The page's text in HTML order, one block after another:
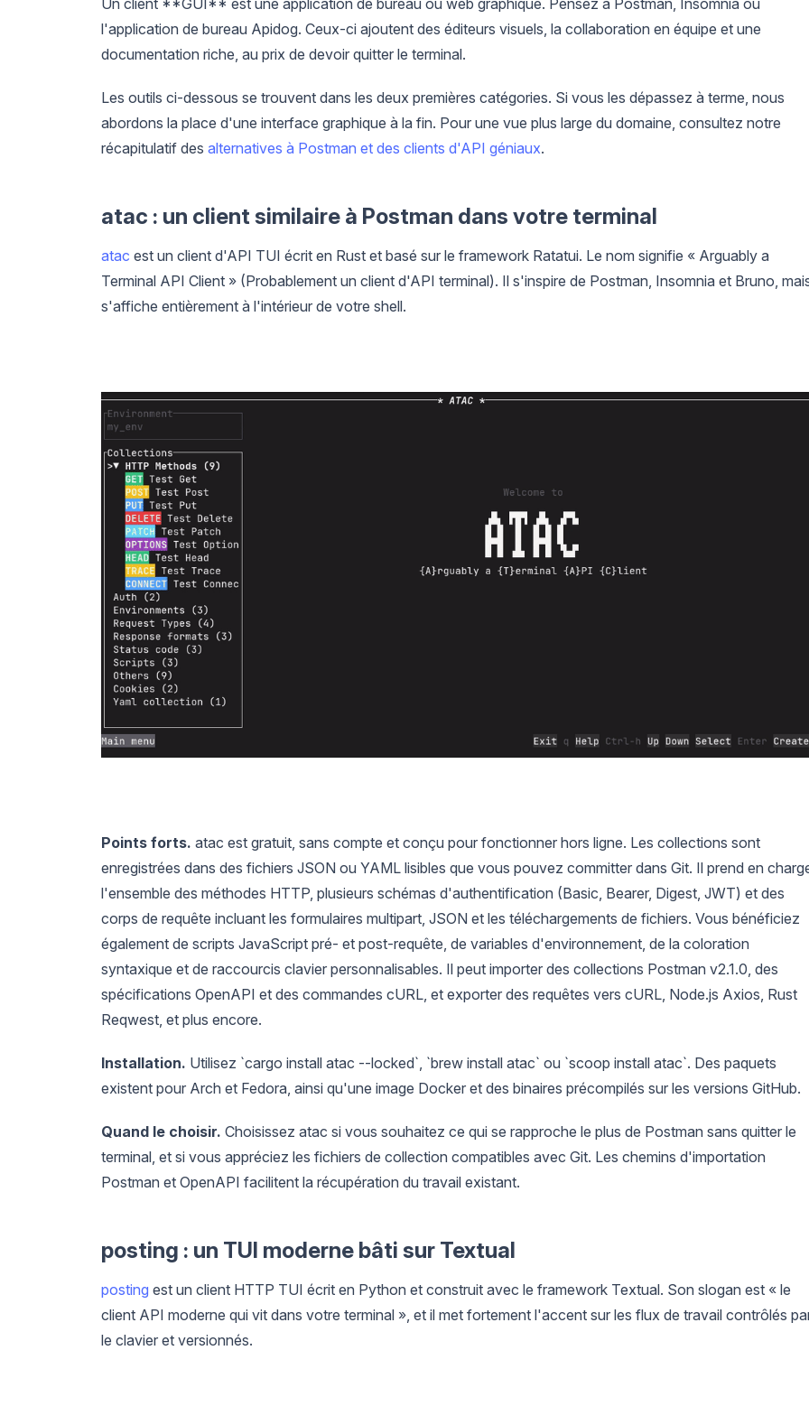
l'application de bureau Apidog. Ceux-ci ajoutent des éditeurs visuels, la collaboration en équipe et une
documentation riche, au prix de devoir quitter le terminal.
Les outils ci-dessous se trouvent dans les deux premières catégories. Si vous les dépassez à terme, nous
abordons la place d'une interface graphique à la fin. Pour une vue plus large du domaine, consultez notre
récapitulatif des alternatives à Postman et des clients d'API géniaux.
atac : un client similaire à Postman dans votre terminal
atac est un client d'API TUI écrit en Rust et basé sur le framework Ratatui. Le nom signifie « Arguably a
Terminal API Client » (Probablement un client d'API terminal). Il s'inspire de Postman, Insomnia et Bruno,
s'affiche entièrement à l'intérieur de votre shell.
Points forts. atac est gratuit, sans compte et conçu pour fonctionner hors ligne. Les collections sont
enregistrées dans des fichiers JSON ou YAML lisibles que vous pouvez committer dans Git. Il prend en
l'ensemble des méthodes HTTP, plusieurs schémas d'authentification (Basic, Bearer, Digest, JWT) et des
corps de requête incluant les formulaires multipart, JSON et les téléchargements de fichiers. Vous bénéficiez
également de scripts JavaScript pré- et post-requête, de variables d'environnement, de la coloration
syntaxique et de raccourcis clavier personnalisables. Il peut importer des collections Postman v2.1.0, des
spécifications OpenAPI et des commandes cURL, et exporter des requêtes vers cURL, Node.js Axios, Rust
Reqwest, et plus encore.
Installation. Utilisez `cargo install atac --locked`, `brew install atac` ou `scoop install atac`. Des paquets
existent pour Arch et Fedora, ainsi qu'une image Docker et des binaires précompilés sur les versions GitHub.
Quand le choisir. Choisissez atac si vous souhaitez ce qui se rapproche le plus de Postman sans quitter le
terminal, et si vous appréciez les fichiers de collection compatibles avec Git. Les chemins d'importation
Postman et OpenAPI facilitent la récupération du travail existant.
posting : un TUI moderne bâti sur Textual
posting est un client HTTP TUI écrit en Python et construit avec le framework Textual. Son slogan est « le
client API moderne qui vit dans votre terminal », et il met fortement l'accent sur les flux de travail contrôlés
le clavier et versionnés.